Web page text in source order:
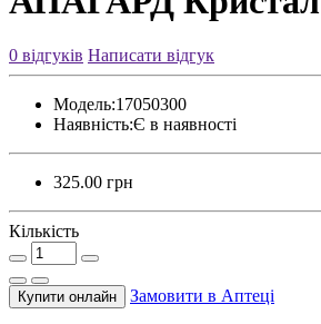
0 відгуків Написати відгук
Модель:17050300
Наявність:Є в наявності
325.00 грн
Кількість
Купити онлайн Замовити в Аптецi